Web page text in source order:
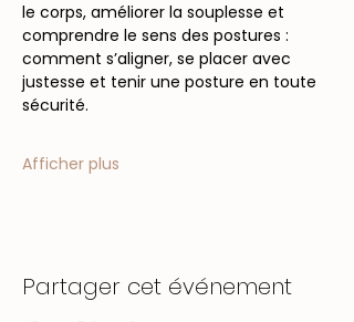
le corps, améliorer la souplesse et
comprendre le sens des postures :
comment s’aligner, se placer avec
justesse et tenir une posture en toute
sécurité.
Afficher plus
Partager cet événement